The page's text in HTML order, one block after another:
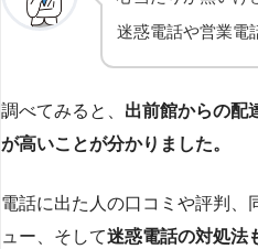
迷惑電話や営業電
調べてみると、 出前館からの配
が高いことが分かりました。
電話に出た人の口コミや評判、
ュー、そして迷惑電話の対処法